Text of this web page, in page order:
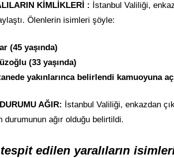
KİMLİKLERİ : İstanbul Valiliği,
Ölenlerin isimleri şöyle:
(45 yaşında)
(33 yaşında)
yakınlarınca belirlendi kamuoyuna
AĞIR: İstanbul Valiliği, enkazdan
durumunun ağır olduğu belirtildi.
edilen yaralıların